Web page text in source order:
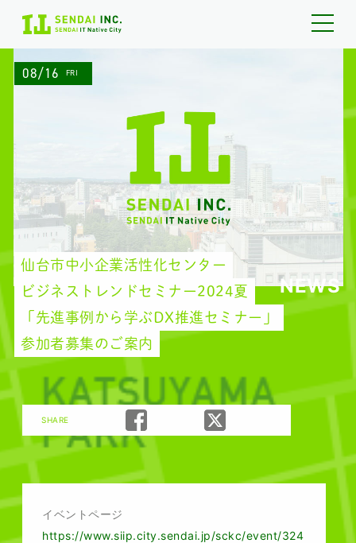
08/16 FRI
NEWS
仙台市中小企業活性化センター
ビジネストレンドセミナー2024夏
「先進事例から学ぶDX推進セミナー」
参加者募集のご案内
SHARE
仙台市中小企業活
仙台市中小
イベントページ
https://www.siip.city.sendai.jp/sckc/event/324